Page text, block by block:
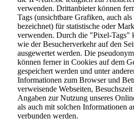
verwenden. Drittanbieter können
Tags (unsichtbare Grafiken, auch
bezeichnet) für statistische oder
verwenden. Durch die "Pixel-Tags"
wie der Besucherverkehr auf den
ausgewertet werden. Die
können ferner in Cookies auf dem
gespeichert werden und unter
Informationen zum Browser und
verweisende Webseiten,
Angaben zur Nutzung unseres
als auch mit solchen Informationen
verbunden werden.